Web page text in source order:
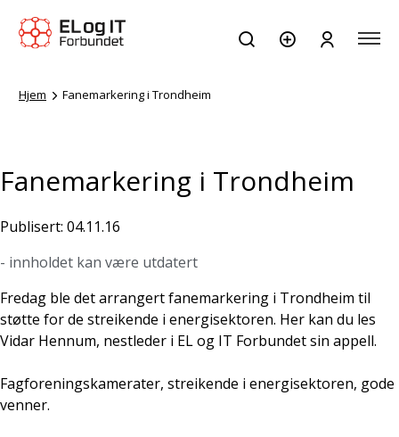
Hjem Fanemarkering i Trondheim
Fanemarkering i Trondheim
Publisert: 04.11.16
- innholdet kan være utdatert
Fredag ble det arrangert fanemarkering i Trondheim til
støtte for de streikende i energisektoren. Her kan du les
Vidar Hennum, nestleder i EL og IT Forbundet sin appell.
Fagforeningskamerater, streikende i energisektoren, gode
venner.